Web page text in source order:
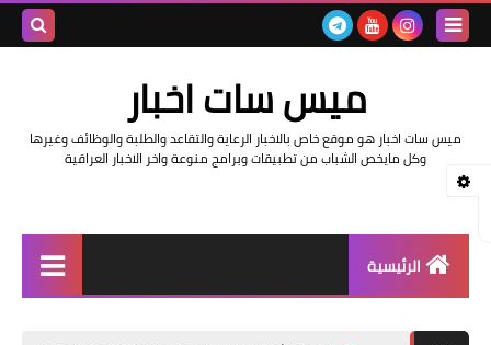
ميس سات اخبار
ميس سات اخبار هو موقع خاص بالاخبار الرعاية والتقاعد والطلبة والوظائف وغيرها
وكل مايخص الشباب من تطبيقات وبرامج منوعة واخر الاخبار العراقية
الرئيسية